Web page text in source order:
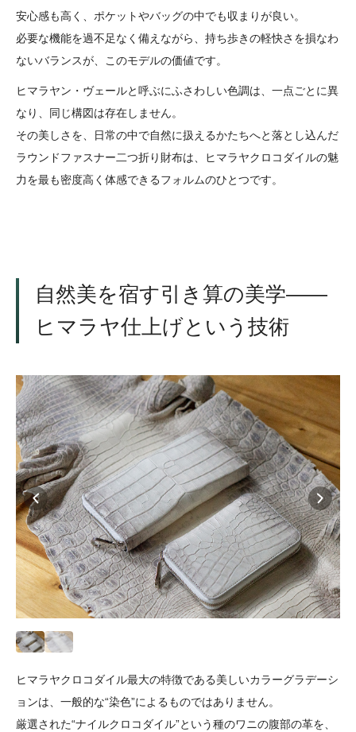
安心感も高く、ポケットやバッグの中でも収まりが良い。
必要な機能を過不足なく備えながら、持ち歩きの軽快さを損なわ
ないバランスが、このモデルの価値です。
ヒマラヤン・ヴェールと呼ぶにふさわしい色調は、一点ごとに異
なり、同じ構図は存在しません。
その美しさを、日常の中で自然に扱えるかたちへと落とし込んだ
ラウンドファスナー二つ折り財布は、ヒマラヤクロコダイルの魅
力を最も密度高く体感できるフォルムのひとつです。
自然美を宿す引き算の美学――
ヒマラヤ仕上げという技術
ヒマラヤクロコダイル最大の特徴である美しいカラーグラデーシ
ョンは、一般的な“染色”によるものではありません。
厳選された“ナイルクロコダイル”という種のワニの腹部の革を、